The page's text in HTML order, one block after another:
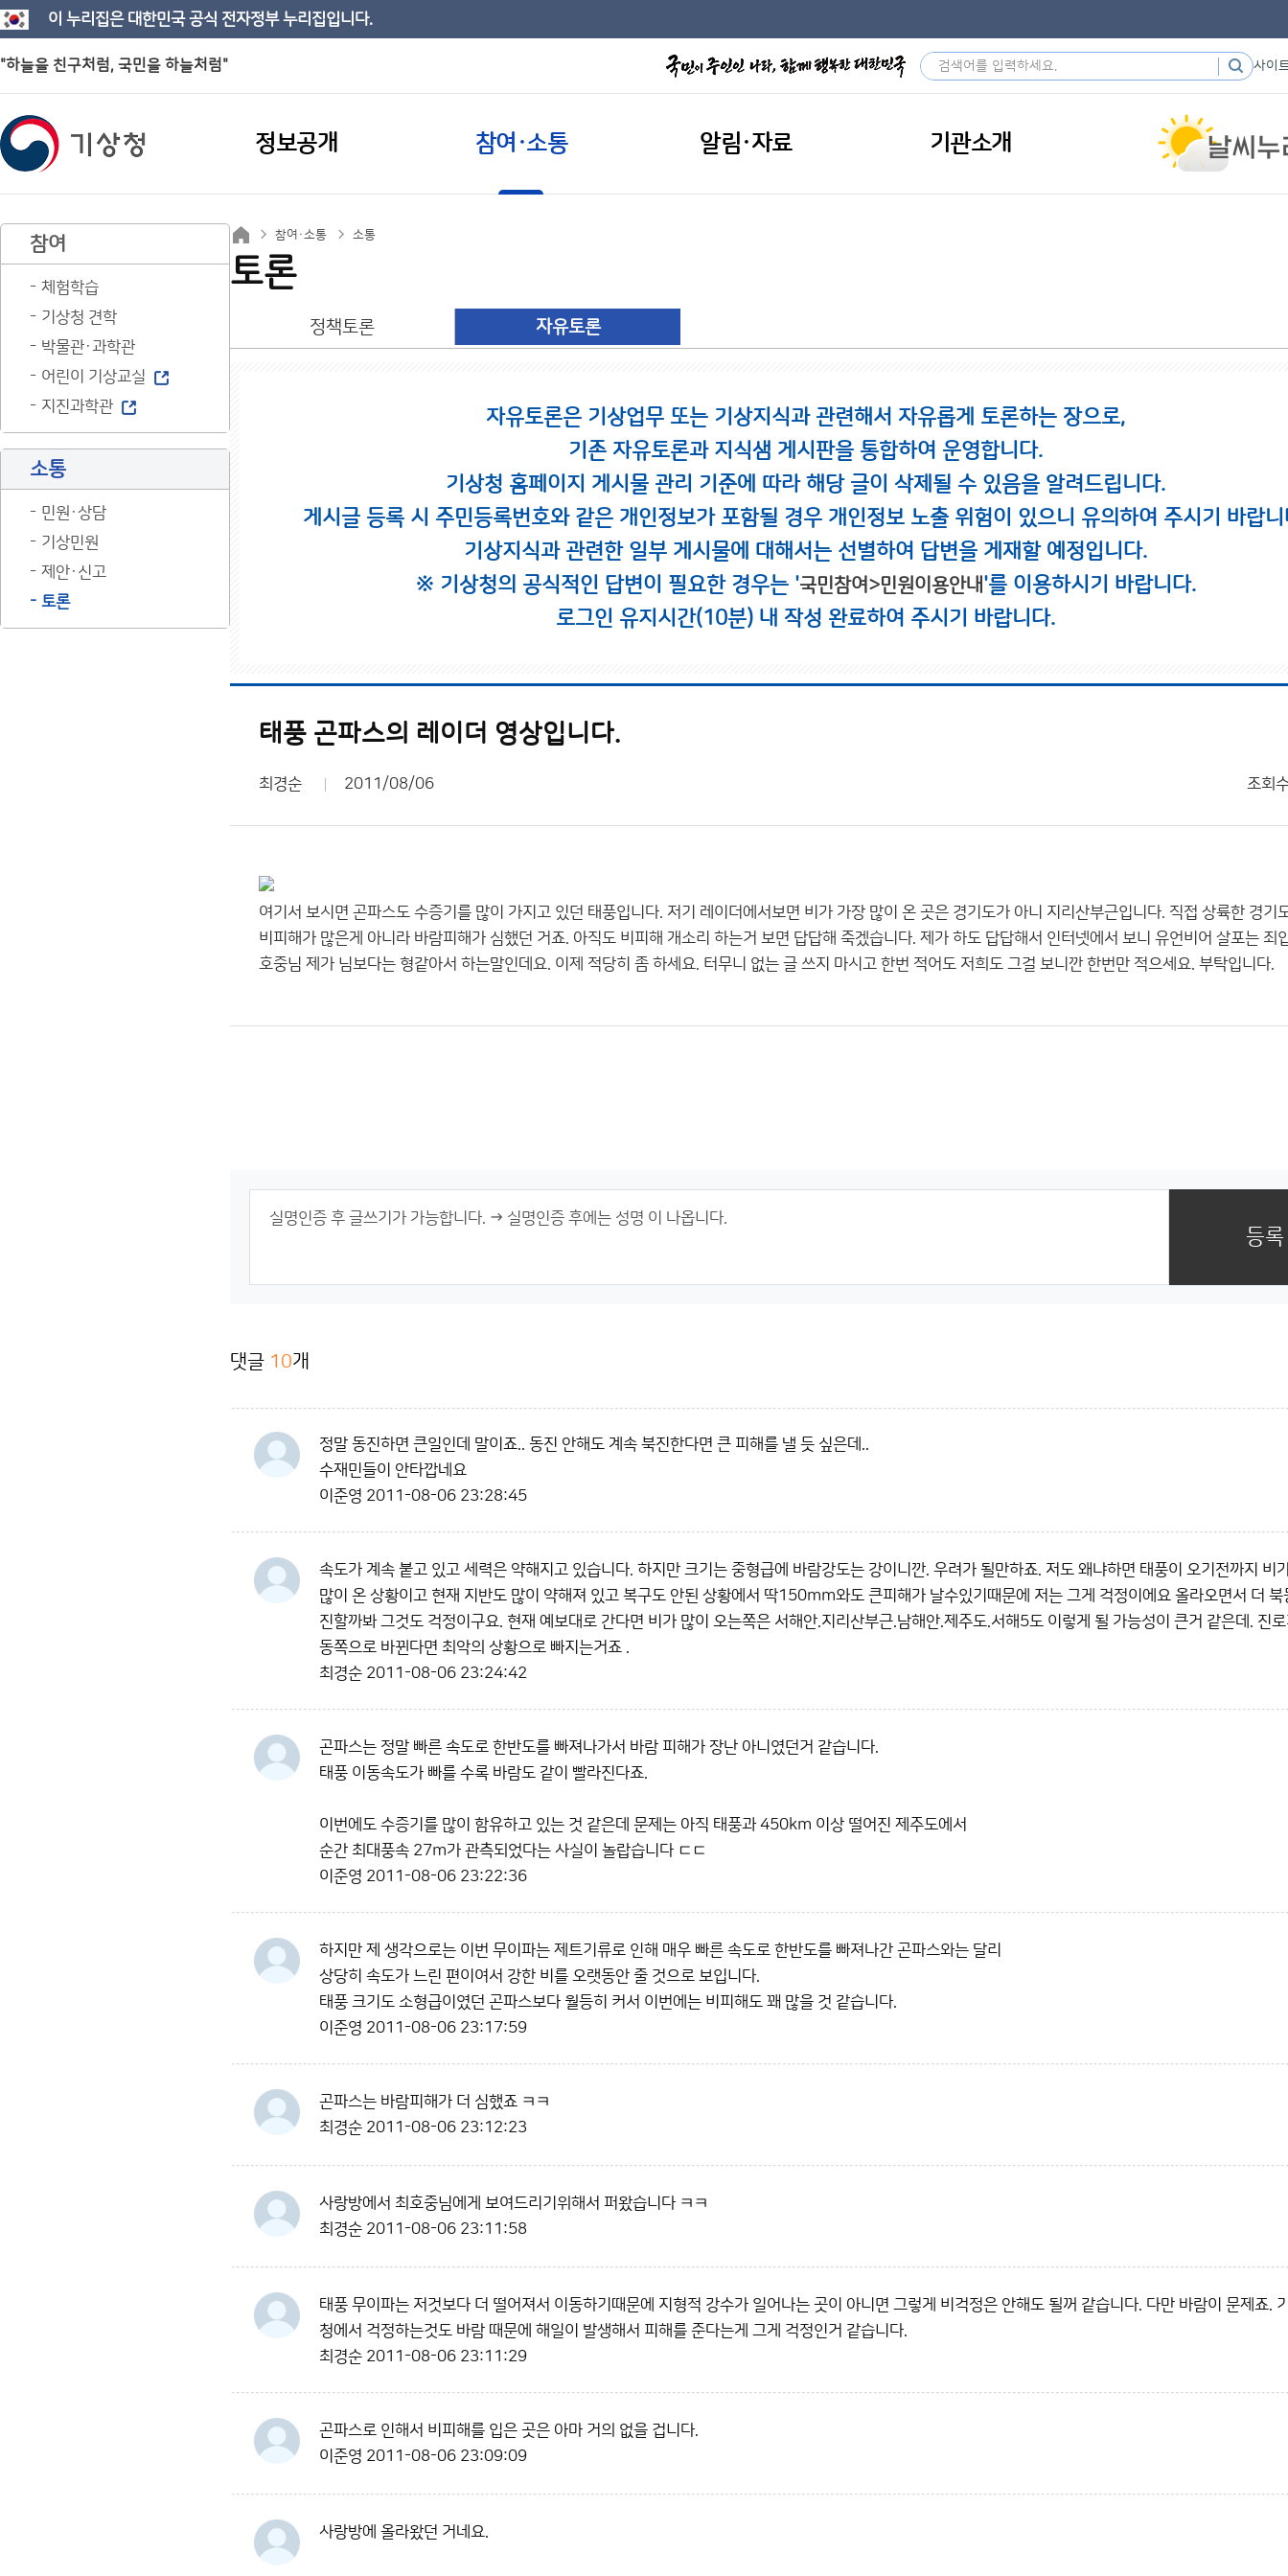
이 누리집은 대한민국 공식 전자정부 누리집입니다.
"하늘을 친구처럼, 국민을 하늘처럼" 사이
정보공개 참여·소통 알림·자료 기관소개
참여
체험학습
기상청 견학
박물관·과학관
어린이 기상교실
지진과학관
소통
민원·상담
기상민원
제안·신고
토론
참여·소통 소통
토론
정책토론 자유토론
자유토론은 기상업무 또는 기상지식과 관련해서 자유롭게 토론하는 장으로,
기존 자유토론과 지식샘 게시판을 통합하여 운영합니다.
기상청 홈페이지 게시물 관리 기준에 따라 해당 글이 삭제될 수 있음을 알려드립니다.
게시글 등록 시 주민등록번호와 같은 개인정보가 포함될 경우 개인정보 노출 위험이 있으니 유의하여 주시기 바랍니
기상지식과 관련한 일부 게시물에 대해서는 선별하여 답변을 게재할 예정입니다.
※ 기상청의 공식적인 답변이 필요한 경우는 '국민참여>민원이용안내'를 이용하시기 바랍니다.
로그인 유지시간(10분) 내 작성 완료하여 주시기 바랍니다.
태풍 곤파스의 레이더 영상입니다.
최경순 2011/08/06 조회
여기서 보시면 곤파스도 수증기를 많이 가지고 있던 태풍입니다. 저기 레이더에서보면 비가 가장 많이 온 곳은 경기도가 아니 지리산부근입니다. 직접 상륙한 경기
비피해가 많은게 아니라 바람피해가 심했던 거죠. 아직도 비피해 개소리 하는거 보면 답답해 죽겠습니다. 제가 하도 답답해서 인터넷에서 보니 유언비어 살포는 죄
호중님 제가 님보다는 형같아서 하는말인데요. 이제 적당히 좀 하세요. 터무니 없는 글 쓰지 마시고 한번 적어도 저희도 그걸 보니깐 한번만 적으세요. 부탁입니다.
등록
댓글 10개
정말 동진하면 큰일인데 말이죠.. 동진 안해도 계속 북진한다면 큰 피해를 낼 듯 싶은데..
수재민들이 안타깝네요
이준영 2011-08-06 23:28:45
속도가 계속 붙고 있고 세력은 약해지고 있습니다. 하지만 크기는 중형급에 바람강도는 강이니깐. 우려가 될만하죠. 저도 왜냐하면 태풍이 오기전까지 비
많이 온 상황이고 현재 지반도 많이 약해져 있고 복구도 안된 상황에서 딱150mm와도 큰피해가 날수있기때문에 저는 그게 걱정이에요 올라오면서 더 북
진할까봐 그것도 걱정이구요. 현재 예보대로 간다면 비가 많이 오는쪽은 서해안.지리산부근.남해안.제주도.서해5도 이렇게 될 가능성이 큰거 같은데. 진
동쪽으로 바뀐다면 최악의 상황으로 빠지는거죠 .
최경순 2011-08-06 23:24:42
곤파스는 정말 빠른 속도로 한반도를 빠져나가서 바람 피해가 장난 아니였던거 같습니다.
태풍 이동속도가 빠를 수록 바람도 같이 빨라진다죠.
이번에도 수증기를 많이 함유하고 있는 것 같은데 문제는 아직 태풍과 450km 이상 떨어진 제주도에서
순간 최대풍속 27m가 관측되었다는 사실이 놀랍습니다 ㄷㄷ
이준영 2011-08-06 23:22:36
하지만 제 생각으로는 이번 무이파는 제트기류로 인해 매우 빠른 속도로 한반도를 빠져나간 곤파스와는 달리
상당히 속도가 느린 편이여서 강한 비를 오랫동안 줄 것으로 보입니다.
태풍 크기도 소형급이였던 곤파스보다 월등히 커서 이번에는 비피해도 꽤 많을 것 같습니다.
이준영 2011-08-06 23:17:59
곤파스는 바람피해가 더 심했죠 ㅋㅋ
최경순 2011-08-06 23:12:23
사랑방에서 최호중님에게 보여드리기위해서 퍼왔습니다 ㅋㅋ
최경순 2011-08-06 23:11:58
태풍 무이파는 저것보다 더 떨어져서 이동하기때문에 지형적 강수가 일어나는 곳이 아니면 그렇게 비걱정은 안해도 될꺼 같습니다. 다만 바람이 문제죠.
청에서 걱정하는것도 바람 때문에 해일이 발생해서 피해를 준다는게 그게 걱정인거 같습니다.
최경순 2011-08-06 23:11:29
곤파스로 인해서 비피해를 입은 곳은 아마 거의 없을 겁니다.
이준영 2011-08-06 23:09:09
사랑방에 올라왔던 거네요.